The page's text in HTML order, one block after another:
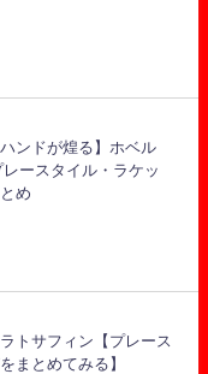
ンドが煌る】ホベル
ースタイル・ラケッ
め
トサフィン【プレース
まとめてみる】